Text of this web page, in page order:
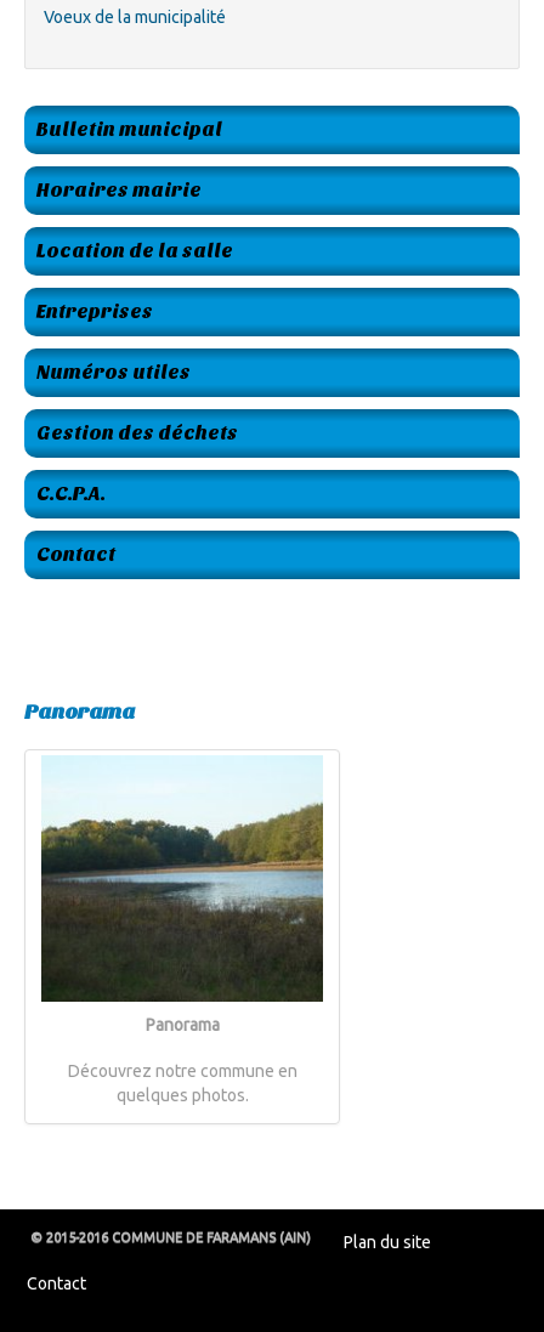
Voeux de la municipalité
Bulletin municipal
Horaires mairie
Location de la salle
Entreprises
Numéros utiles
Gestion des déchets
C.C.P.A.
Contact
Panorama
Panorama
Découvrez notre commune en
quelques photos.
© 2015-2016 COMMUNE DE FARAMANS (AIN) Plan du site
Contact